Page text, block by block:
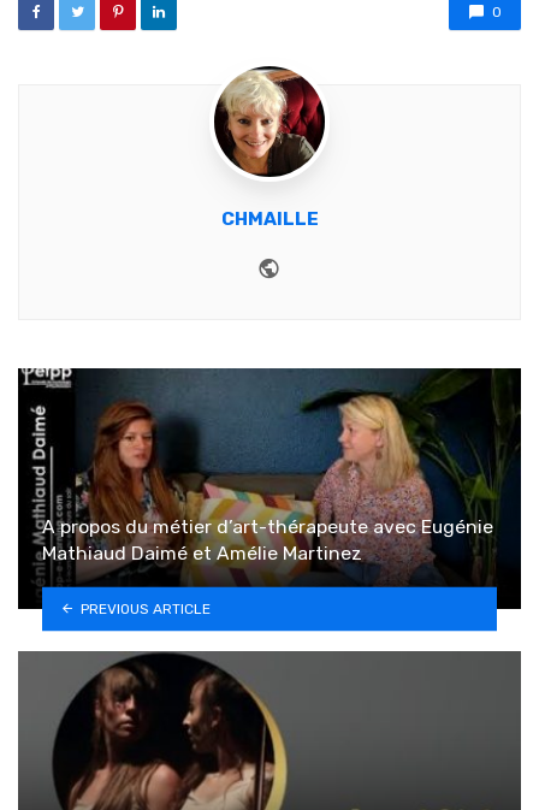
0
CHMAILLE
A propos du métier d’art-thérapeute avec Eugénie
Mathiaud Daimé et Amélie Martinez
PREVIOUS ARTICLE